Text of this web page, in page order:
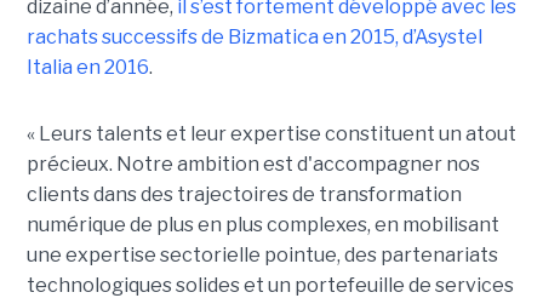
dizaine d’année, il s’est fortement développé avec les
rachats successifs de Bizmatica en 2015, d’Asystel
Italia en 2016.
« Leurs talents et leur expertise constituent un atout
précieux. Notre ambition est d'accompagner nos
clients dans des trajectoires de transformation
numérique de plus en plus complexes, en mobilisant
une expertise sectorielle pointue, des partenariats
technologiques solides et un portefeuille de services